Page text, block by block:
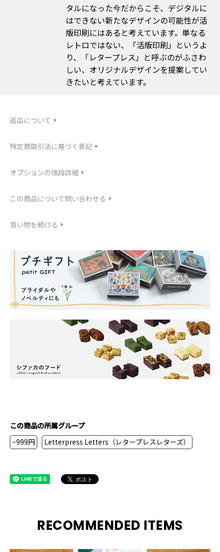
タルになった今だからこそ、デジタルに
はできない新たなデザインの可能性が活
版印刷にはあると考えています。単なる
レトロではない、「活版印刷」というよ
り、「レタープレス」と呼ぶのがふさわ
しい、オリジナルデザインを提案してい
きたいと考えています。
返品について
特定商取引法に基づく表記
オプションの値段詳細
この商品について問い合わせる
買い物を続ける
この商品の所属グループ
~999円
Letterpress Letters（レタープレスレターズ）
RECOMMENDED ITEMS